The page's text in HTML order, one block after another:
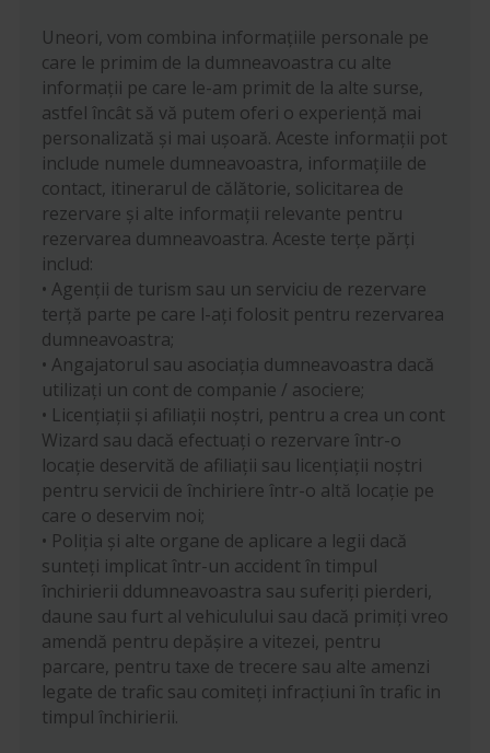
Uneori, vom combina informațiile personale pe
care le primim de la dumneavoastra cu alte
informații pe care le-am primit de la alte surse,
astfel încât să vă putem oferi o experiență mai
personalizată și mai ușoară. Aceste informații pot
include numele dumneavoastra, informațiile de
contact, itinerarul de călătorie, solicitarea de
rezervare și alte informații relevante pentru
rezervarea dumneavoastra. Aceste terțe părți
includ:
• Agenții de turism sau un serviciu de rezervare
terță parte pe care l-ați folosit pentru rezervarea
dumneavoastra;
• Angajatorul sau asociația dumneavoastra dacă
utilizați un cont de companie / asociere;
• Licențiații și afiliații noștri, pentru a crea un cont
Wizard sau dacă efectuați o rezervare într-o
locație deservită de afiliații sau licențiații noștri
pentru servicii de închiriere într-o altă locație pe
care o deservim noi;
• Poliția și alte organe de aplicare a legii dacă
sunteți implicat într-un accident în timpul
închirierii ddumneavoastra sau suferiți pierderi,
daune sau furt al vehiculului sau dacă primiți vreo
amendă pentru depășire a vitezei, pentru
parcare, pentru taxe de trecere sau alte amenzi
legate de trafic sau comiteți infracțiuni în trafic in
timpul închirierii.